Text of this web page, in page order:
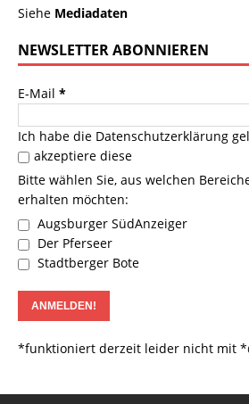
Siehe Mediadaten
NEWSLETTER ABONNIEREN
E-Mail *
Ich habe die Datenschutzerklärung
akzeptiere diese
Bitte wählen Sie, aus welchen
erhalten möchten:
Augsburger SüdAnzeiger
Der Pferseer
Stadtberger Bote
*funktioniert derzeit leider nicht mit